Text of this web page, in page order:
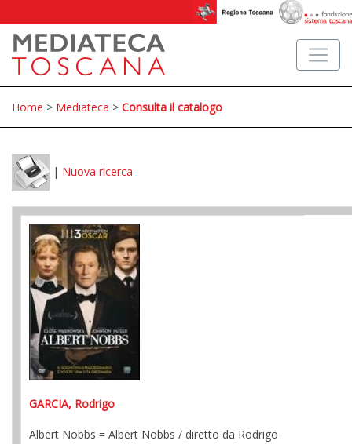
Home > Mediateca > Consulta il catalogo
| Nuova ricerca
GARCIA, Rodrigo
Albert Nobbs = Albert Nobbs / diretto da Rodrigo